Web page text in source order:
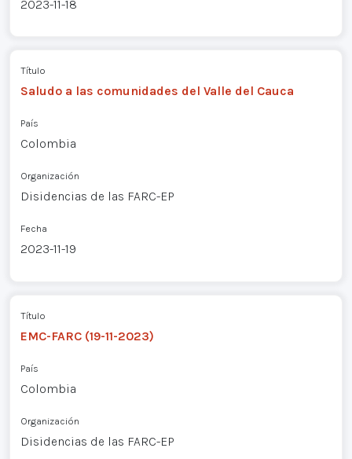
2023-11-18
Título
Saludo a las comunidades del Valle del Cauca
País
Colombia
Organización
Disidencias de las FARC-EP
Fecha
2023-11-19
Título
EMC-FARC (19-11-2023)
País
Colombia
Organización
Disidencias de las FARC-EP